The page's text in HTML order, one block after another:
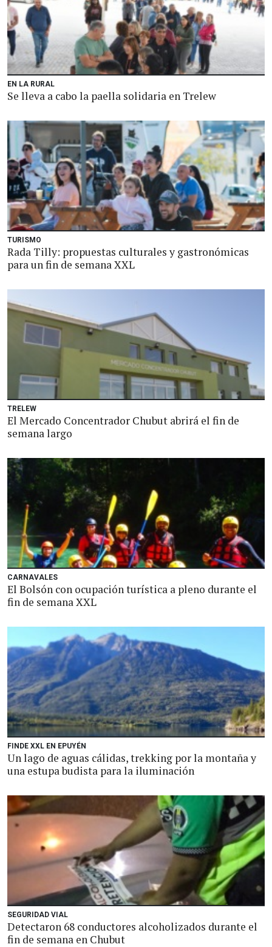
EN LA RURAL
Se lleva a cabo la paella solidaria en Trelew
TURISMO
Rada Tilly: propuestas culturales y gastronómicas
para un fin de semana XXL
TRELEW
El Mercado Concentrador Chubut abrirá el fin de
semana largo
CARNAVALES
El Bolsón con ocupación turística a pleno durante el
fin de semana XXL
FINDE XXL EN EPUYÉN
Un lago de aguas cálidas, trekking por la montaña y
una estupa budista para la iluminación
SEGURIDAD VIAL
Detectaron 68 conductores alcoholizados durante el
fin de semana en Chubut